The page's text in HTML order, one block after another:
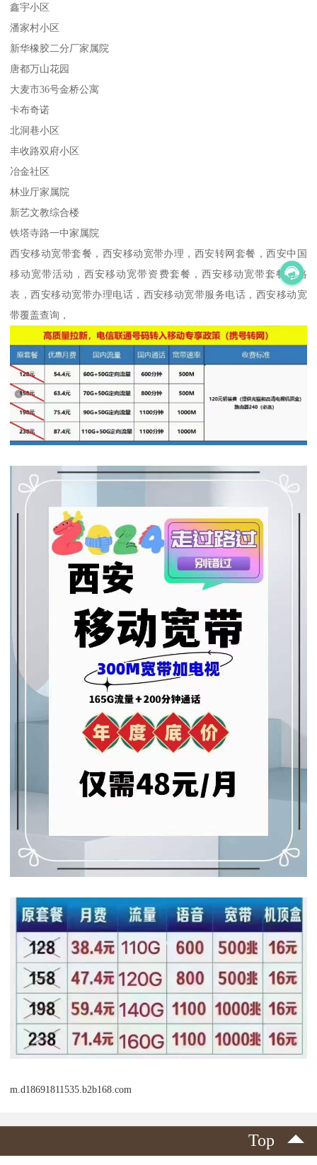
鑫宇小区
潘家村小区
新华橡胶二分厂家属院
唐都万山花园
大麦市36号金桥公寓
卡布奇诺
北洞巷小区
丰收路双府小区
冶金社区
林业厅家属院
新艺文教综合楼
铁塔寺路一中家属院
西安移动宽带套餐，西安移动宽带办理，西安转网套餐，西安中国
移动宽带活动，西安移动宽带资费套餐，西安移动宽带套餐价格
表，西安移动宽带办理电话，西安移动宽带服务电话，西安移动宽
带覆盖查询，
m.d18691811535.b2b168.com
Top